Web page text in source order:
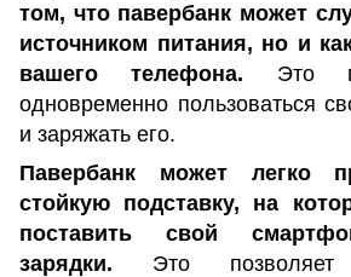
том, что павербанк может
источником питания, но и
вашего телефона. Это
одновременно пользоваться
и заряжать его.
Павербанк может легко
стойкую подставку, на
поставить свой
зарядки. Это